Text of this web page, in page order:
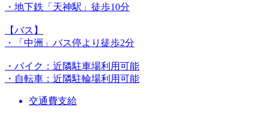
・地下鉄「天神駅」徒歩10分
【バス】
・「中洲」バス停より徒歩2分
・バイク：近隣駐車場利用可能
・自転車：近隣駐輪場利用可能
交通費支給